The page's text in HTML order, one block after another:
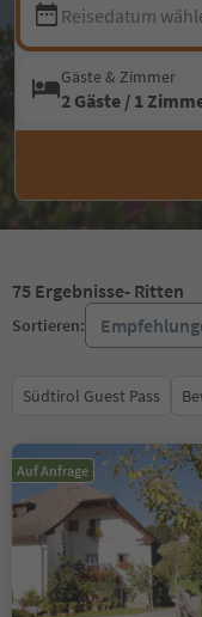
Reisedatum
Gäste & Zimmer
2 Gäste / 1
75 Ergebnisse- Ritten
Sortieren:
Südtirol Guest Pass
Auf Anfrage